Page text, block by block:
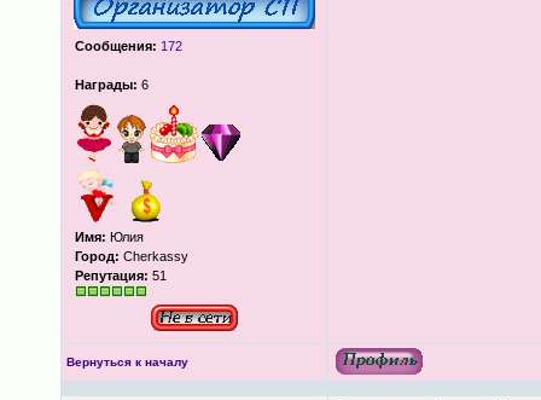
Сообщения: 172
Награды: 6
Имя: Юлия
Город: Cherkassy
Репутация: 51
Вернуться к началу